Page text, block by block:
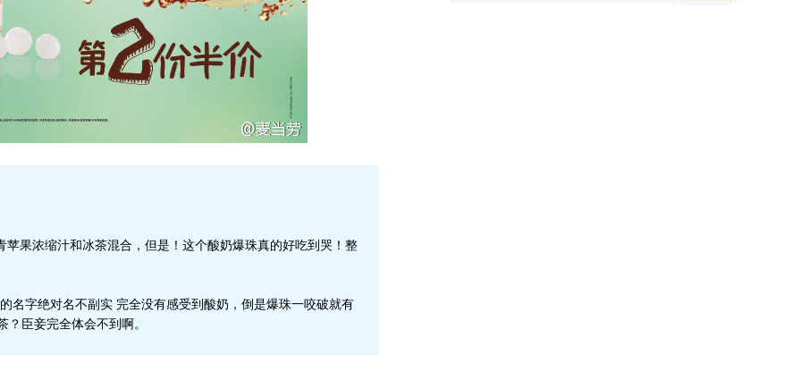
果浓缩汁和冰茶混合，但是！这个酸奶爆珠真的好吃到哭！整
字绝对名不副实 完全没有感受到酸奶，倒是爆珠一咬破就有
臣妾完全体会不到啊。